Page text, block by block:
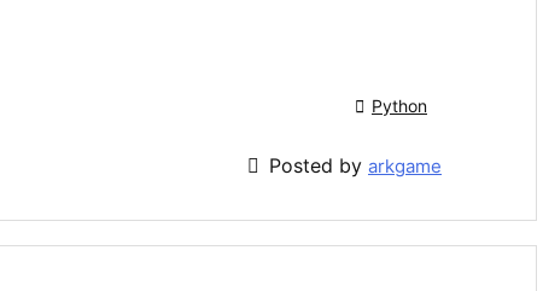
 Python
 Posted by arkgame